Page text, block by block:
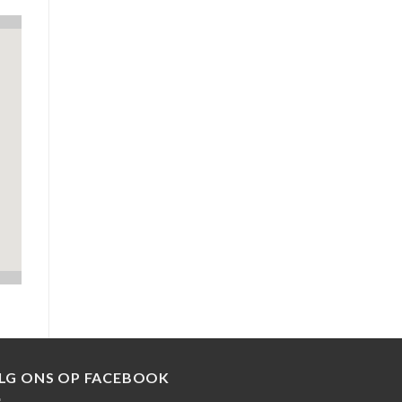
ONS OP FACEBOOK